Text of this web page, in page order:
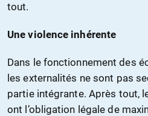
tout.
Une violence inhérente
Dans le fonctionnement des
les externalités ne sont pas
partie intégrante. Après tout,
ont l’obligation légale de